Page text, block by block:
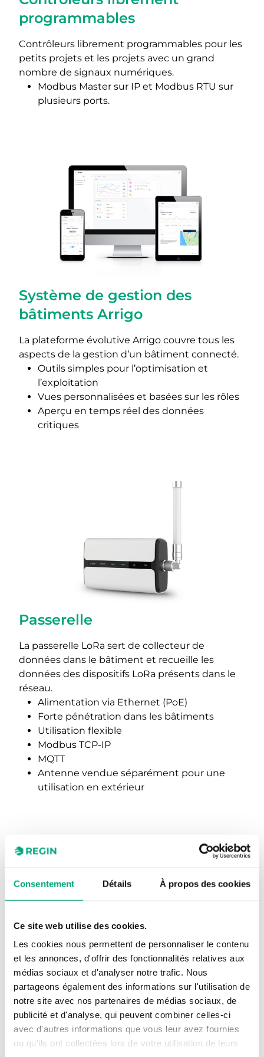
Consentement Détails À propos des cookies
Ce site web utilise des cookies.
Les cookies nous permettent de personnaliser le contenu
et les annonces, d'offrir des fonctionnalités relatives aux
médias sociaux et d'analyser notre trafic. Nous
partageons également des informations sur l'utilisation de
notre site avec nos partenaires de médias sociaux, de
publicité et d'analyse, qui peuvent combiner celles-ci
avec d'autres informations que vous leur avez fournies
ou qu'ils ont collectées lors de votre utilisation de leurs
programmables
Contrôleurs librement programmables pour les
petits projets et les projets avec un grand
nombre de signaux numériques.
Modbus Master sur IP et Modbus RTU sur
plusieurs ports.
Système de gestion des
bâtiments Arrigo
La plateforme évolutive Arrigo couvre tous les
aspects de la gestion d’un bâtiment connecté.
Outils simples pour l’optimisation et
l’exploitation
Vues personnalisées et basées sur les rôles
Aperçu en temps réel des données
critiques
Passerelle
La passerelle LoRa sert de collecteur de
données dans le bâtiment et recueille les
données des dispositifs LoRa présents dans le
réseau.
Alimentation via Ethernet (PoE)
Forte pénétration dans les bâtiments
Utilisation flexible
Modbus TCP-IP
MQTT
Antenne vendue séparément pour une
utilisation en extérieur